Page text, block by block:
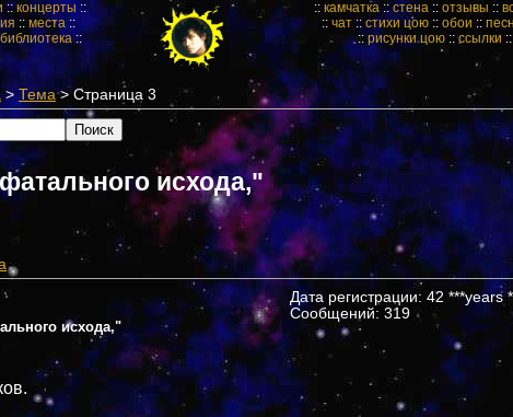
::концерты ::
:: места ::
библиотека::
:: камчатка ::стена :: отзывы ::
:: чат :: стихи цою :: обои ::
::рисунки цою :: ссылки ::
>Тема> Страница 3
исхода,"
исхода,"
Дата регистрации: 42 ***years
Сообщений: 319